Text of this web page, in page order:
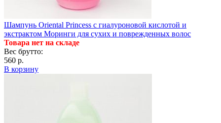
Шампунь Oriental Princess с гиалуроновой кислотой и
экстрактом Моринги для сухих и поврежденных волос
Товара нет на складе
Вес брутто:
560 р.
В корзину